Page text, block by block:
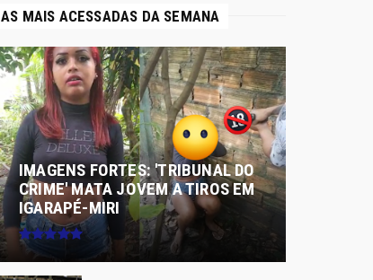
AS MAIS ACESSADAS DA SEMANA
IMAGENS FORTES: 'TRIBUNAL DO
CRIME' MATA JOVEM A TIROS EM
IGARAPÉ-MIRI